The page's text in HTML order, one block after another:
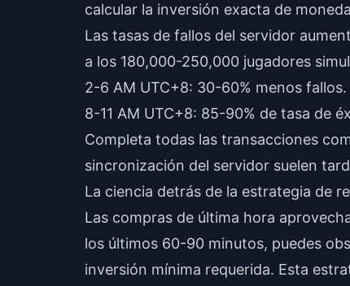
calcular la inversión exacta de
Las tasas de fallos del servidor
a los 180,000-250,000 jugadores
2-6 AM UTC+8: 30-60% menos fallos.
8-11 AM UTC+8: 85-90% de tasa de
Completa todas las transacciones
sincronización del servidor suelen
La ciencia detrás de la estrategia de
Las compras de última hora
los últimos 60-90 minutos, puedes
inversión mínima requerida. Esta